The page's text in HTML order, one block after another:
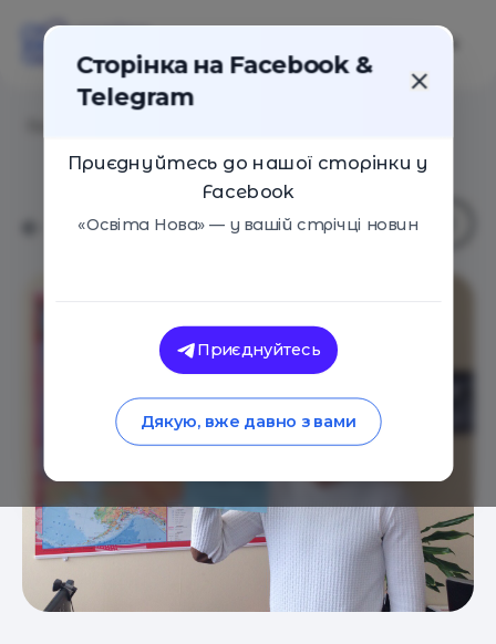
Сторінка на Facebook &
Telegram
Приєднуйтесь до нашої сторінки у
Facebook
«Освіта Нова» — у вашій стрічці новин
Приєднуйтесь
Дякую, вже давно з вами